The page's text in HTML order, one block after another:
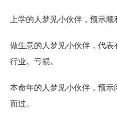
上学的人梦见小伙伴，预示顺
做生意的人梦见小伙伴，代
行业。亏损。
本命年的人梦见小伙伴，预
而过。